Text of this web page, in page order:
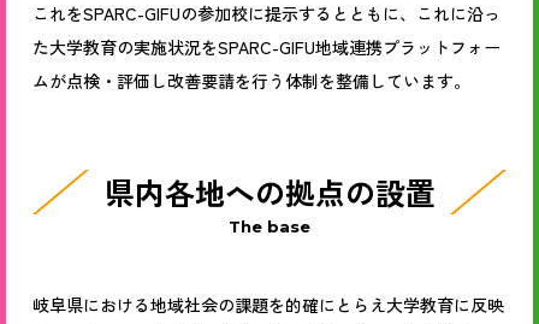
これをSPARC-GIFUの参加校に提示するとともに、これに沿っ
た大学教育の実施状況をSPARC-GIFU地域連携プラットフォー
ムが点検・評価し改善要請を行う体制を整備しています。
県内各地への拠点の設置
The base
岐阜県における地域社会の課題を的確にとらえ大学教育に反映